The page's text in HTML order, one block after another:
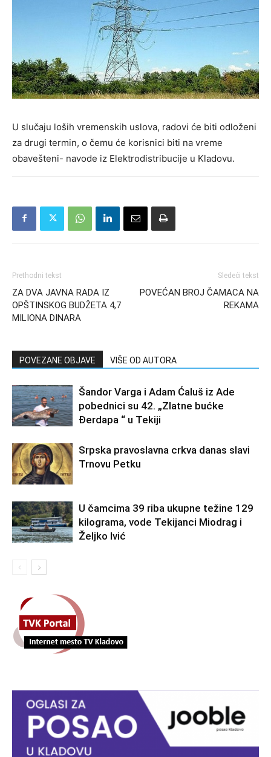
U slučaju loših vremenskih uslova, radovi će biti odloženi
za drugi termin, o čemu će korisnici biti na vreme
obavešteni- navode iz Elektrodistribucije u Kladovu.
Prethodni tekst
ZA DVA JAVNA RADA IZ
OPŠTINSKOG BUDŽETA 4,7
MILIONA DINARA
Sledeći tekst
POVEĆAN BROJ ČAMACA NA
REKAMA
POVEZANE OBJAVE VIŠE OD AUTORA
Šandor Varga i Adam Ćaluš iz Ade
pobednici su 42. „Zlatne bućke
Đerdapa “ u Tekiji
Srpska pravoslavna crkva danas slavi
Trnovu Petku
U čamcima 39 riba ukupne težine 129
kilograma, vode Tekijanci Miodrag i
Željko Ivić